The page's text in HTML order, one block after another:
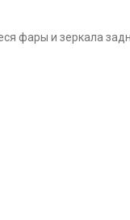
фары и зеркала